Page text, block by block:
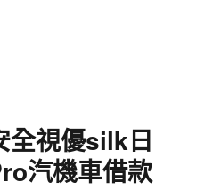
全視優silk日
汽機車借款